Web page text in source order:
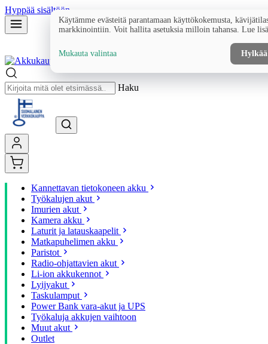
Hyppää sisältöön
Haku
Kannettavan tietokoneen akku
Työkalujen akut
Imurien akut
Kamera akku
Laturit ja latauskaapelit
Matkapuhelimen akku
Paristot
Radio-ohjattavien akut
Li-ion akkukennot
Lyijyakut
Taskulamput
Power Bank vara-akut ja UPS
Työkaluja akkujen vaihtoon
Muut akut
Outlet
Käytämme evästeitä parantamaan käyttökokemusta,
markkinointiin. Voit hallita asetuksia milloin tahansa. Lue
Mukauta valintaa Hylkää